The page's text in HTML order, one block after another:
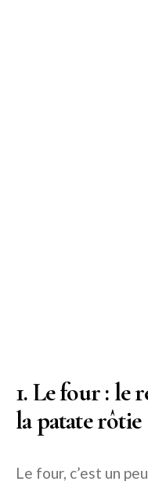
1. Le four : le
la patate rôtie
Le four, c’est un